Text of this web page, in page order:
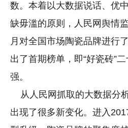
数。本着以大数据说话、优
缺毋滥的原则，人民网舆情
月对全国市场陶瓷品牌进行
出了首期榜单，即“好瓷砖”
强。
从人民网抓取的大数据分
出现了很多新变化。进入